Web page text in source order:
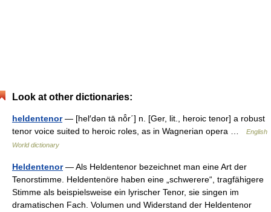
Look at other dictionaries:
heldentenor— [hel′dən tā nō̂r΄] n. [Ger, lit., heroic tenor] a robust
tenor voice suited to heroic roles, as in Wagnerian opera …
English
World dictionary
Heldentenor— Als Heldentenor bezeichnet man eine Art der
Tenorstimme. Heldentenöre haben eine „schwerere“, tragfähigere
Stimme als beispielsweise ein lyrischer Tenor, sie singen im
dramatischen Fach. Volumen und Widerstand der Heldentenor